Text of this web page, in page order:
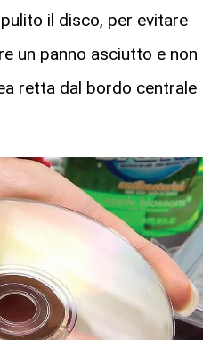
il disco, per evitare
un panno asciutto e non
retta dal bordo centrale